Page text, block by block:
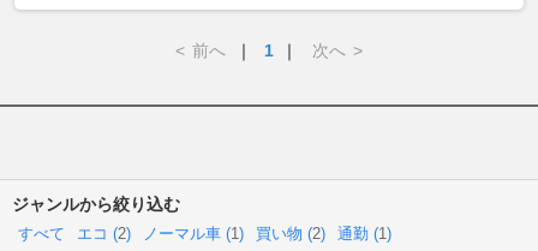
< 前へ ｜ 1 ｜ 次へ >
ジャンルから絞り込む
すべて エコ (2) ノーマル車 (1) 買い物 (2) 通勤 (1)